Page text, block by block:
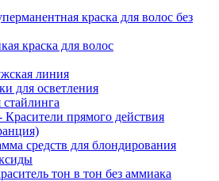
краска для волос без
краска для волос
линия
для осветления
прямого действия
средств для блондирования
тон в тон без аммиака